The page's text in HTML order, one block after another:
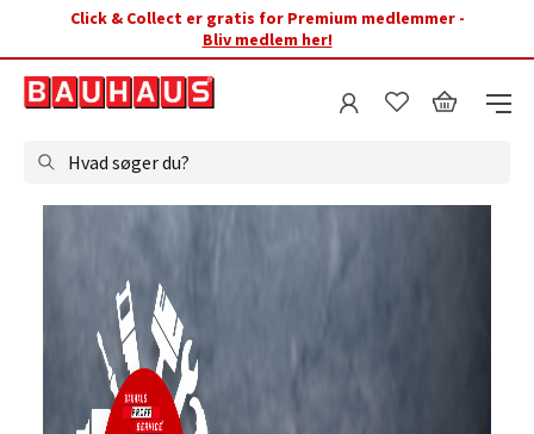
Click & Collect er gratis for Premium medlemmer -
Bliv medlem her!
Hvad søger du?